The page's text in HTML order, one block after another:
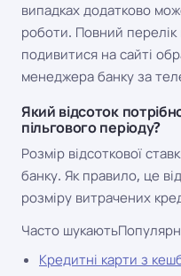
випадках додатково
роботи. Повний
подивитися на сайті
менеджера банку за
Який відсоток
пільгового періоду?
Розмір відсоткової
банку. Як правило, це
розміру витрачених
Часто шукають
Кредитні карти з